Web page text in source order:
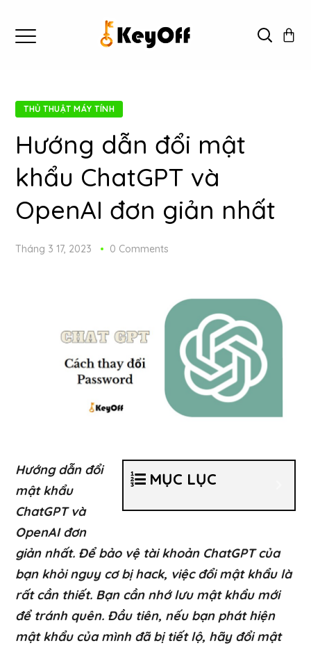
THỦ THUẬT MÁY TÍNH
Hướng dẫn đổi mật
khẩu ChatGPT và
OpenAI đơn giản nhất
Tháng 3 17, 2023 0 Comments
MỤC LỤC
Hướng dẫn đổi
mật khẩu
ChatGPT và
OpenAI đơn
giản nhất. Để bảo vệ tài khoản ChatGPT của
bạn khỏi nguy cơ bị hack, việc đổi mật khẩu là
rất cần thiết. Bạn cần nhớ lưu mật khẩu mới
để tránh quên. Đầu tiên, nếu bạn phát hiện
mật khẩu của mình đã bị tiết lộ, hãy đổi mật